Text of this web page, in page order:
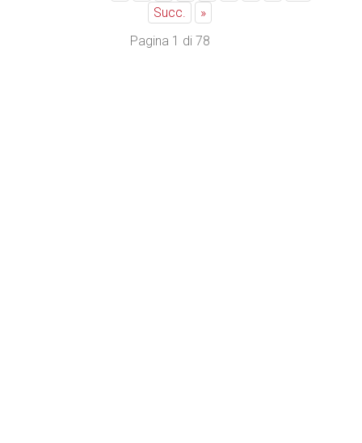
Succ.
»
Pagina 1 di 78